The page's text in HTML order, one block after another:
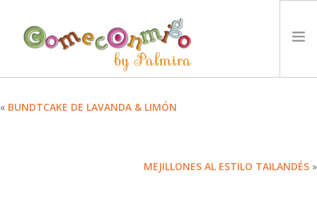
« BUNDTCAKE DE LAVANDA & LIMÓN
MEJILLONES AL ESTILO TAILANDÉS »